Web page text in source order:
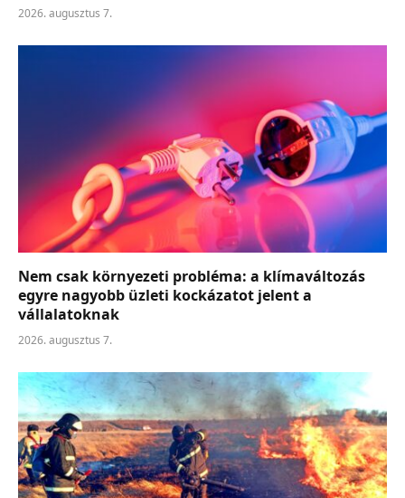
2026. augusztus 7.
Nem csak környezeti probléma: a klímaváltozás
egyre nagyobb üzleti kockázatot jelent a
vállalatoknak
2026. augusztus 7.